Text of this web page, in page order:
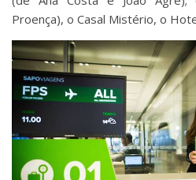
Proença), o Casal Mistério, o